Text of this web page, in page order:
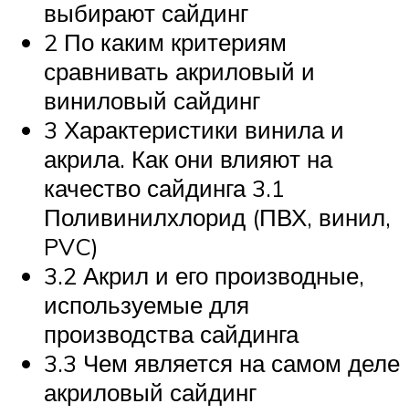
выбирают сайдинг
2 По каким критериям
сравнивать акриловый и
виниловый сайдинг
3 Характеристики винила и
акрила. Как они влияют на
качество сайдинга 3.1
Поливинилхлорид (ПВХ, винил,
PVC)
3.2 Акрил и его производные,
используемые для
производства сайдинга
3.3 Чем является на самом деле
акриловый сайдинг